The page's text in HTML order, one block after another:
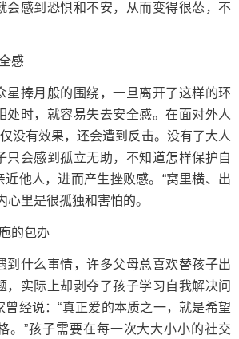
会感到恐惧和不安，从而变得很怂，不
感
捧月般的围绕，一旦离开了这样的环
处时，就容易失去安全感。在面对外人
没有效果，还会遭到反击。没有了大人
只会感到孤立无助，不知道怎样保护自
近他人，进而产生挫败感。“窝里横、出
心里是很孤独和害怕的。
的包办
什么事情，许多父母总喜欢替孩子出
，实际上却剥夺了孩子学习自我解决问
经说：“真正爱的本质之一，就是希望
。”孩子需要在每一次大大小小的社交